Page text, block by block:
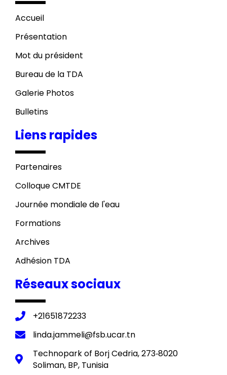
Accueil
Présentation
Mot du président
Bureau de la TDA
Galerie Photos
Bulletins
Liens rapides
Partenaires
Colloque CMTDE
Journée mondiale de l'eau
Formations
Archives
Adhésion TDA
Réseaux sociaux
+21651872233
linda.jammeli@fsb.ucar.tn
Technopark of Borj Cedria, 273‐8020
Soliman, BP, Tunisia